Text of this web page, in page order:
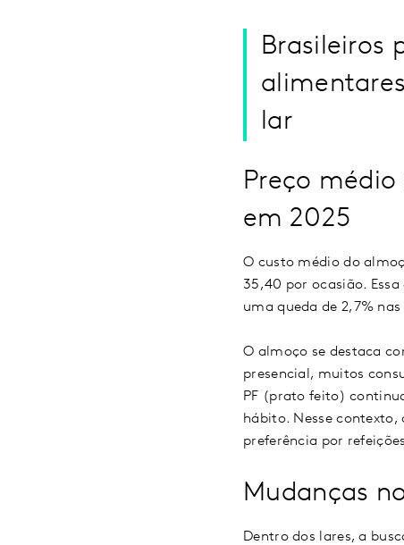
Brasileiros
lar
Preço
em 2025
O custo médio do
35,40 por ocasião.
uma queda de 2,7%
O almoço se destaca
presencial, muitos
PF (prato feito)
hábito. Nesse contexto,
preferência por
Mudanças
Dentro dos lares, a